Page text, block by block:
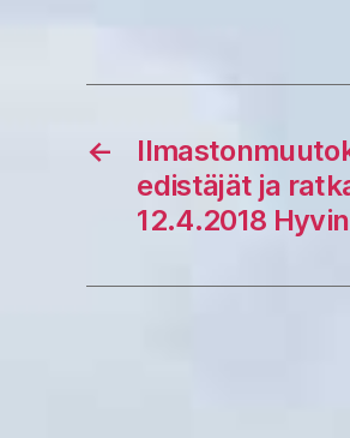
←
edistäjät ja
12.4.2018